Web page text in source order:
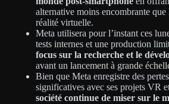
alternative moins encombrante que
réalité virtuelle.
Meta utilisera pour l’instant ces
tests internes et une production
focus sur la recherche et le
avant un lancement à grande
Bien que Meta enregistre des
significatives avec ses projets VR
société continue de miser sur le